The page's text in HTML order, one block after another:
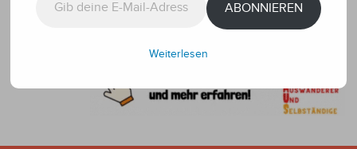
ABONNIEREN
Weiterlesen